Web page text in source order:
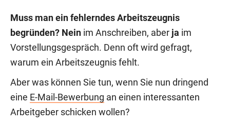
Muss man ein fehlerndes Arbeitszeugnis
begründen? Nein im Anschreiben, aber ja im
Vorstellungsgespräch. Denn oft wird gefragt,
warum ein Arbeitszeugnis fehlt.
Aber was können Sie tun, wenn Sie nun dringend
eine E-Mail-Bewerbung an einen interessanten
Arbeitgeber schicken wollen?